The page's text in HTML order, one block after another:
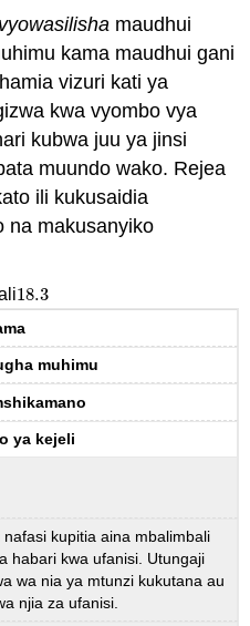
maudhui
kama maudhui gani
vizuri kati ya
kwa vyombo vya
kubwa juu ya jinsi
muundo wako. Rejea
ili kukusaidia
na makusanyiko
18.3
18.3
muhimu
ya kejeli
kupitia aina mbalimbali
habari kwa ufanisi. Utungaji
wa nia ya mtunzi kukutana au
njia za ufanisi.